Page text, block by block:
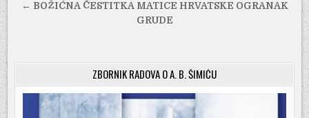
← BOŽIĆNA ČESTITKA MATICE HRVATSKE OGRANAK
GRUDE
ZBORNIK RADOVA O A. B. ŠIMIĆU